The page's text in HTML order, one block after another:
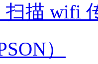
扫描 wifi